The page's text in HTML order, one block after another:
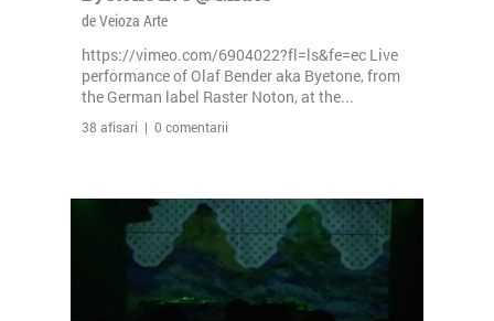
de Veioza Arte
https://vimeo.com/6904022?fl=ls&fe=ec Live
performance of Olaf Bender aka Byetone, from
the German label Raster Noton, at the...
38 afisari | 0 comentarii